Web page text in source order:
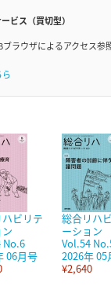
ビス（買切型）
ラウザによるアクセス参
ら
ビリテ
ン
No.6
06月号
総合リハ
ーション
Vol.54
2026年 05
¥2,640